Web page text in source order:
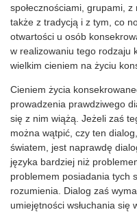
społecznościami, grupami,
także z tradycją i z tym, co
otwartości u osób
w realizowaniu tego rodzaju
wielkim cieniem na życiu
Cieniem życia
prowadzenia prawdziwego
się z nim wiążą. Jeżeli zaś
można wątpić, czy ten
światem, jest naprawdę
języka bardziej niż
problemem posiadania tych
rozumienia. Dialog zaś
umiejętności wsłuchania